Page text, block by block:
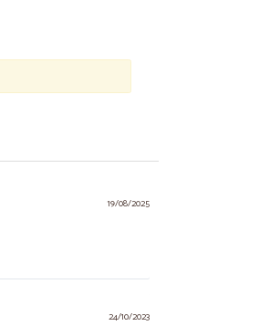
19/08/2025
24/10/2023